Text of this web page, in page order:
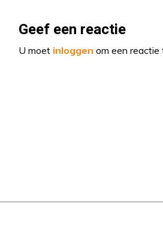
Geef een reactie
U moet inloggen om een reactie